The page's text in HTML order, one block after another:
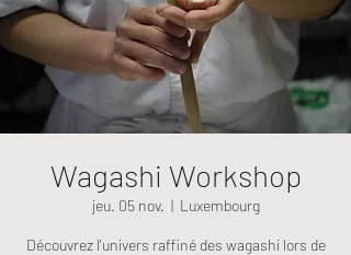
Wagashi Workshop
jeu. 05 nov.
  |
Luxembourg
Découvrez l'univers raffiné des wagashi lors de